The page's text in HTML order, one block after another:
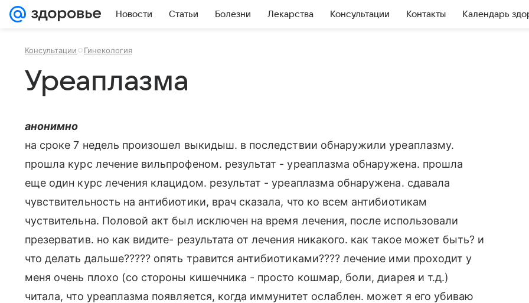
Новости Статьи Болезни Лекарства Консультации Контакты Календарь
Консультации Гинекология
Уреаплазма
анонимно
на сроке 7 недель произошел выкидыш. в последствии обнаружили уреаплазму.
прошла курс лечение вильпрофеном. результат - уреаплазма обнаружена. прошла
еще один курс лечения клацидом. результат - уреаплазма обнаружена. сдавала
чувствительность на антибиотики, врач сказала, что ко всем антибиотикам
чуствительна. Половой акт был исключен на время лечения, после использовали
презерватив. но как видите- результата от лечения никакого. как такое может быть? и
что делать дальше????? опять травится антибиотиками???? лечение ими проходит у
меня очень плохо (со стороны кишечника - просто кошмар, боли, диарея и т.д.)
читала, что уреаплазма появляется, когда иммунитет ослаблен. может я его убиваю